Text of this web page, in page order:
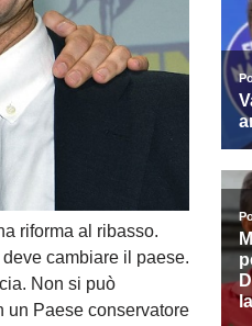
riforma al ribasso.
cambiare il paese.
Non si può
un Paese conservatore